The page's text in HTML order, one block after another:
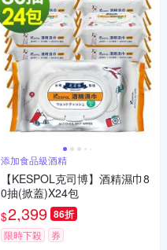
添加食品級酒精
【KESPOL克司博】酒精濕巾8
0抽(掀蓋)X24包
$2,399 86折
限時下殺 券